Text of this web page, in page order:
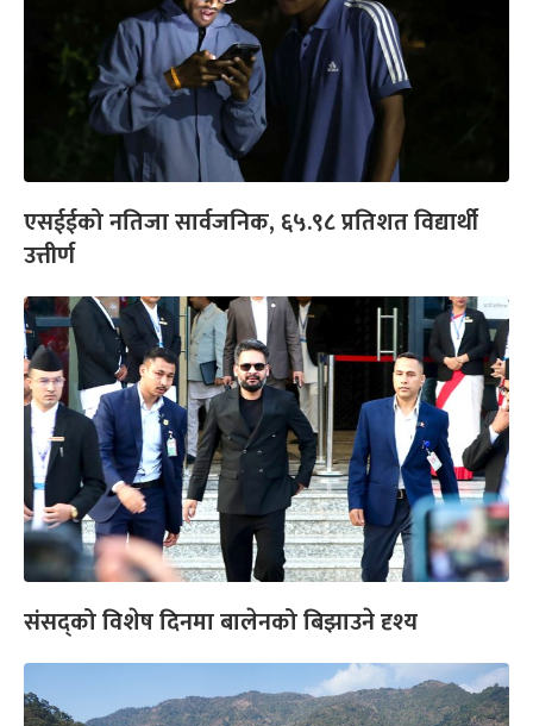
एसईईको नतिजा सार्वजनिक, ६५.९८ प्रतिशत विद्यार्थी
उत्तीर्ण
संसद्को विशेष दिनमा बालेनको बिझाउने दृश्य